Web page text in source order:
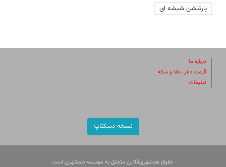
پارتیشن شیشه ای
درباره ما
قیمت دلار، طلا و سکه
تبلیغات
نسخه دسکتاپ
حقوق همشهری‌آنلاین متعلق به موسسه همشهری است